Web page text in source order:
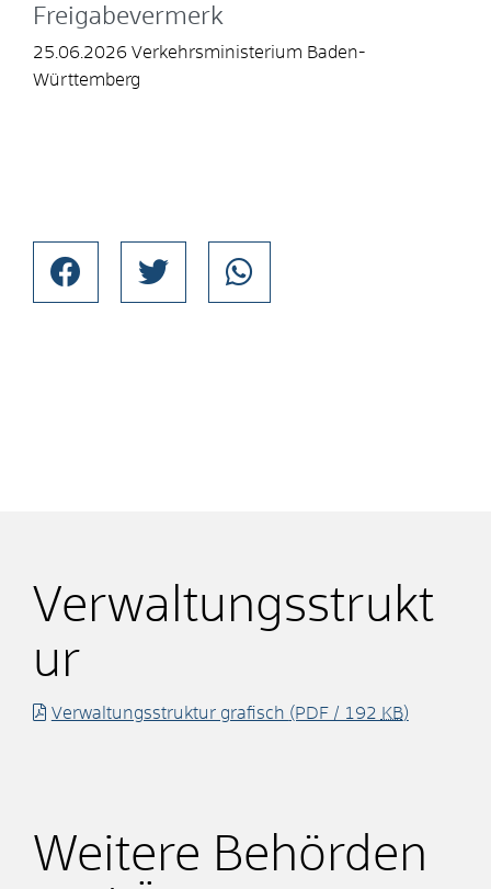
Freigabevermerk
25.06.2026 Verkehrsministerium Baden-
Württemberg
Verwaltungsstrukt
ur
Verwaltungsstruktur grafisch (PDF / 192 KB)
Weitere Behörden